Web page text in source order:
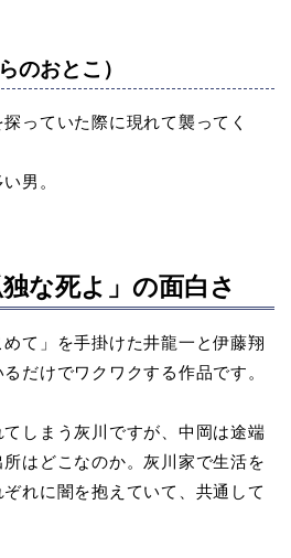
のおとこ）
っていた際に現れて襲ってく
男。
独な死よ」の面白さ
めて」を手掛けた井龍一と伊藤翔
だけでワクワクする作品です。
しまう灰川ですが、中岡は途端
はどこなのか。灰川家で生活を
れに闇を抱えていて、共通して